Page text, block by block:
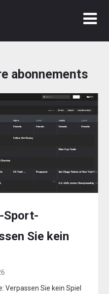
abonnements
Sport-
Sie kein
Verpassen Sie kein Spiel